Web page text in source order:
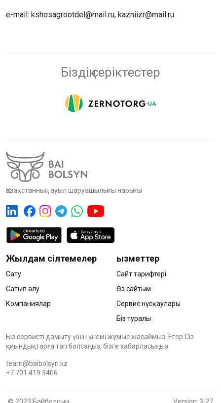
e-mail: kshosagrootdel@mail.ru, kazniizr@mail.ru
Біздің серіктестер
Қазақстанның ауыл шаруашылығы нарығы
Жылдам сілтемелер
Сату
Сатып алу
Компаниялар
Қызметтер
Сайт тарифтері
Өз сайтым
Сервис нұсқаулары
Біз туралы
Біз сервисті дамыту үшін үнемі жұмыс жасаймыз. Егер Сіз
қиындықтарға тап болсаңыз, бізге хабарласыңыз
team@baibolsyn.kz
+7 701 419 3406